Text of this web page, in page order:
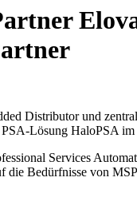
Distributor und
PSA-Lösung HaloPSA
Services
die Bedürfnisse von